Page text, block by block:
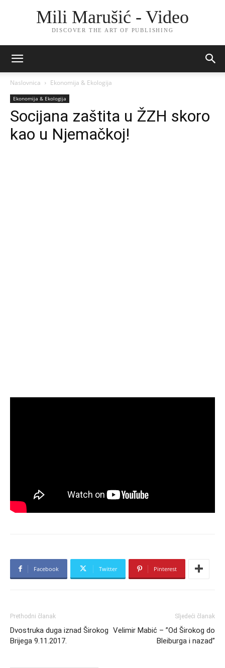
Mili Marušić - Video
DISCOVER THE ART OF PUBLISHING
Naslovnica Ekonomija & Ekologija
Ekonomija & Ekologija
Socijana zaštita u ŽZH skoro
kao u Njemačkoj!
Facebook Twitter Pinterest
Prethodni članak
Dvostruka duga iznad Širokog
Brijega 9.11.2017.
Sljedeći članak
Velimir Mabić – ”Od Širokog do
Bleiburga i nazad”